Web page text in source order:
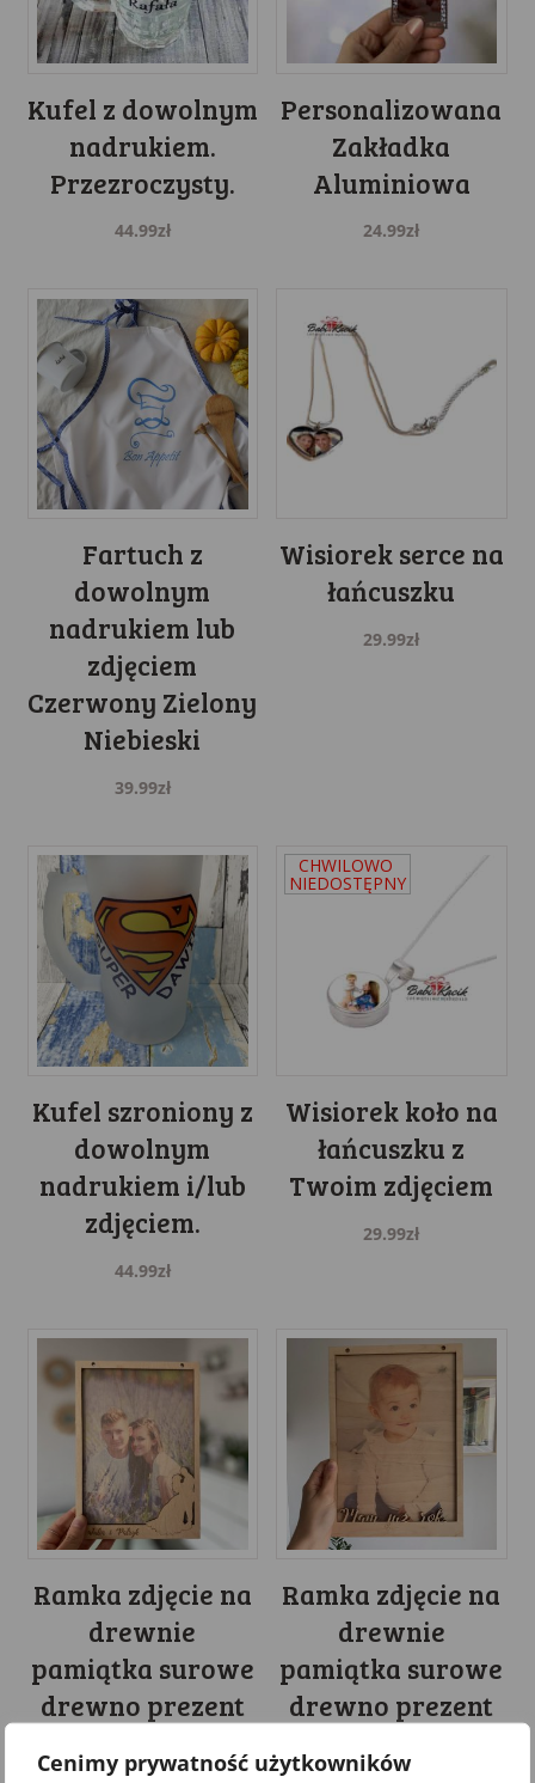
Cenimy prywatność użytkowników
Kufel z dowolnym
nadrukiem.
Przezroczysty.
44.99zł
Personalizowana
Zakładka
Aluminiowa
24.99zł
Fartuch z
dowolnym
nadrukiem lub
zdjęciem
Czerwony Zielony
Niebieski
39.99zł
Wisiorek serce na
łańcuszku
29.99zł
Kufel szroniony z
dowolnym
nadrukiem i/lub
zdjęciem.
44.99zł
Wisiorek koło na
łańcuszku z
Twoim zdjęciem
29.99zł
Ramka zdjęcie na
drewnie
pamiątka surowe
drewno prezent
Ramka zdjęcie na
drewnie
pamiątka surowe
drewno prezent